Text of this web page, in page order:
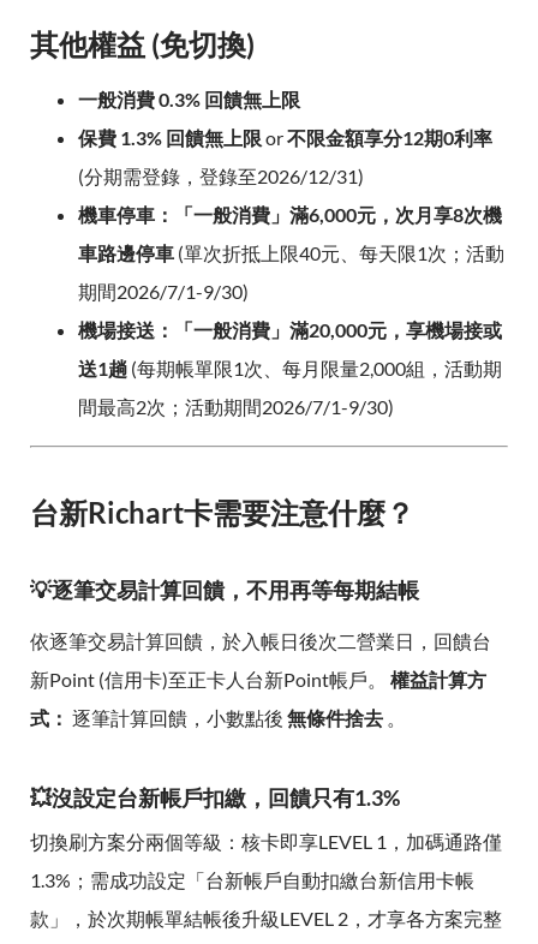
其他權益 (免切換)
一般消費 0.3% 回饋無上限
保費 1.3% 回饋無上限 or不限金額享分12期0利率
(分期需登錄，登錄至2026/12/31)
機車停車：「一般消費」滿6,000元，次月享8次機
車路邊停車 (單次折抵上限40元、每天限1次；活動
期間2026/7/1-9/30)
機場接送：「一般消費」滿20,000元，享機場接或
送1趟 (每期帳單限1次、每月限量2,000組，活動期
間最高2次；活動期間2026/7/1-9/30)
台新Richart卡需要注意什麼？
💡逐筆交易計算回饋，不用再等每期結帳
依逐筆交易計算回饋，於入帳日後次二營業日，回饋台
新Point (信用卡)至正卡人台新Point帳戶。 權益計算方
式： 逐筆計算回饋，小數點後 無條件捨去 。
💥沒設定台新帳戶扣繳，回饋只有1.3%
切換刷方案分兩個等級：核卡即享LEVEL 1，加碼通路僅
1.3%；需成功設定「台新帳戶自動扣繳台新信用卡帳
款」，於次期帳單結帳後升級LEVEL 2，才享各方案完整